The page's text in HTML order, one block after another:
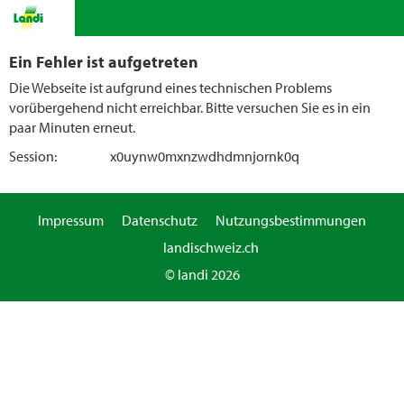
Ein Fehler ist aufgetreten
Die Webseite ist aufgrund eines technischen Problems
vorübergehend nicht erreichbar. Bitte versuchen Sie es in ein
paar Minuten erneut.
Session:
x0uynw0mxnzwdhdmnjornk0q
Impressum Datenschutz
Nutzungsbestimmungen
landischweiz.ch
© landi 2026